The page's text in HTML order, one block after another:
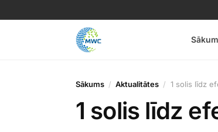
Sākums Aktualitātes 1 solis līdz
1 solis līdz